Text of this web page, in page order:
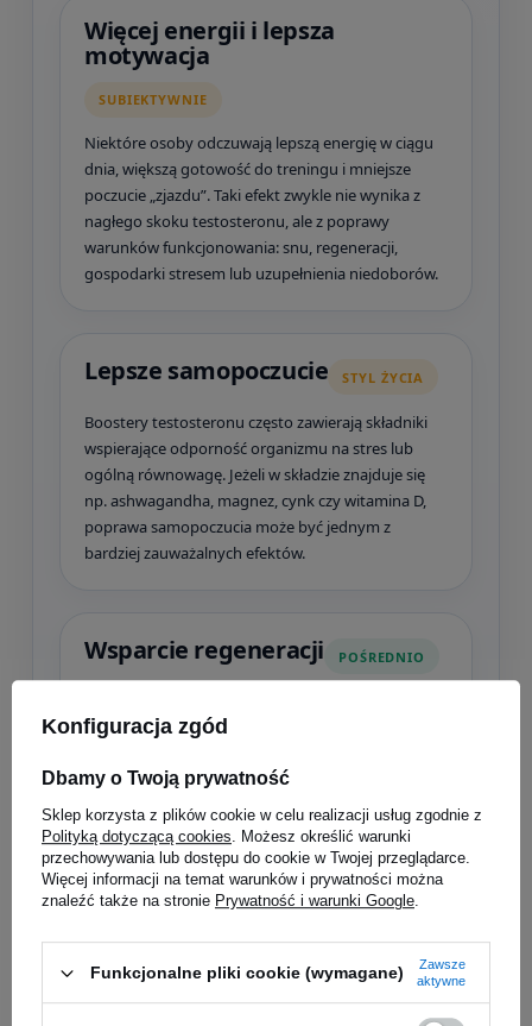
Więcej energii i lepsza
motywacja
SUBIEKTYWNIE
Niektóre osoby odczuwają lepszą energię w ciągu
dnia, większą gotowość do treningu i mniejsze
poczucie „zjazdu”. Taki efekt zwykle nie wynika z
nagłego skoku testosteronu, ale z poprawy
warunków funkcjonowania: snu, regeneracji,
gospodarki stresem lub uzupełnienia niedoborów.
Lepsze samopoczucie STYL ŻYCIA
Boostery testosteronu często zawierają składniki
wspierające odporność organizmu na stres lub
ogólną równowagę. Jeżeli w składzie znajduje się
np. ashwagandha, magnez, cynk czy witamina D,
poprawa samopoczucia może być jednym z
bardziej zauważalnych efektów.
Wsparcie regeneracji POŚREDNIO
białka, poziomu stresu i obciążenia treningowego.
pośrednio, jeśli pomaga poprawić jakość
odpoczynku, uzupełnić niedobory lub ograniczyć
negatywne skutki przewlekłego zmęczenia.
mięśniowej
NIE BEZPOŚREDNIO
Konfiguracja zgód
Dbamy o Twoją prywatność
Sklep korzysta z plików cookie w celu realizacji usług zgodnie z
Polityką dotyczącą cookies. Możesz określić warunki
przechowywania lub dostępu do cookie w Twojej przeglądarce.
Więcej informacji na temat warunków i prywatności można
znaleźć także na stronie Prywatność i warunki Google.
Funkcjonalne pliki cookie (wymagane)
Zawsze
aktywne